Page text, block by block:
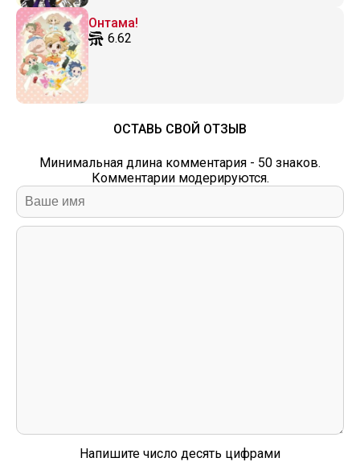
Онтама!
6.62
ОСТАВЬ СВОЙ ОТЗЫВ
Минимальная длина комментария - 50 знаков.
Комментарии модерируются.
Напишите число десять цифрами